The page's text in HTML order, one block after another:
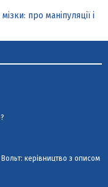
про маніпуляції і
керівництво з описом